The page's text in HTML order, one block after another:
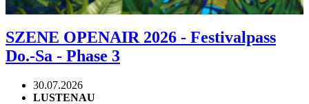
SZENE OPENAIR 2026 - Festivalpass
Do.-Sa - Phase 3
30.07.2026
LUSTENAU